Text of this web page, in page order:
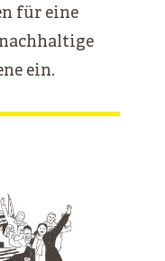
für eine
ein.